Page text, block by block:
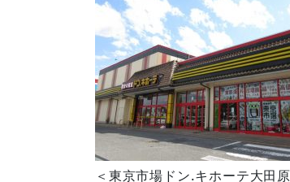
＜東京市場ドン.キホーテ大田